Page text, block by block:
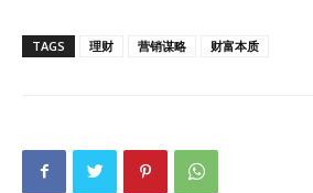
TAGS 理财 营销谋略 财富本质